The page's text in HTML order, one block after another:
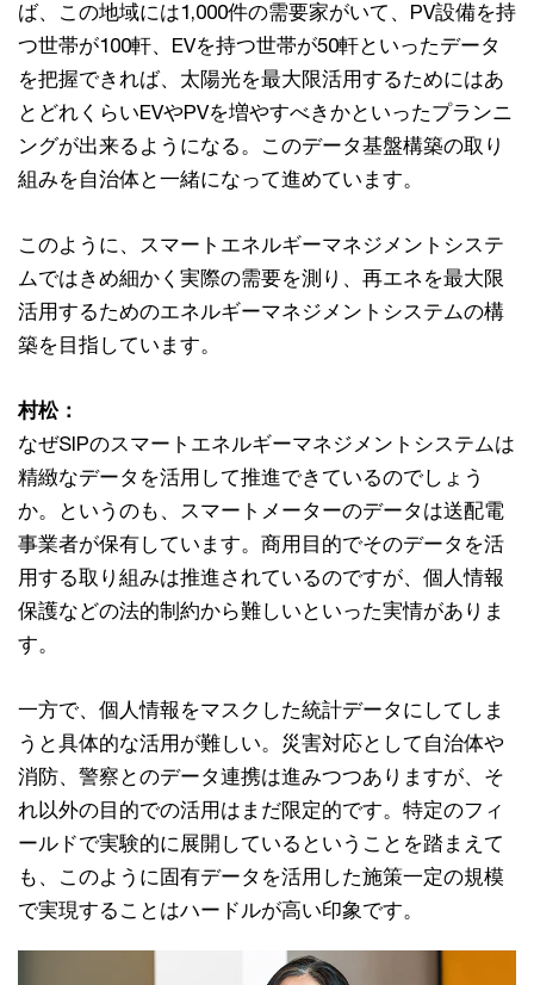
ば、この地域には1,000件の需要家がいて、PV設備を持
つ世帯が100軒、EVを持つ世帯が50軒といったデータ
を把握できれば、太陽光を最大限活用するためにはあ
とどれくらいEVやPVを増やすべきかといったプランニ
ングが出来るようになる。このデータ基盤構築の取り
組みを自治体と一緒になって進めています。
このように、スマートエネルギーマネジメントシステ
ムではきめ細かく実際の需要を測り、再エネを最大限
活用するためのエネルギーマネジメントシステムの構
築を目指しています。
村松：
なぜSIPのスマートエネルギーマネジメントシステムは
精緻なデータを活用して推進できているのでしょう
か。というのも、スマートメーターのデータは送配電
事業者が保有しています。商用目的でそのデータを活
用する取り組みは推進されているのですが、個人情報
保護などの法的制約から難しいといった実情がありま
す。
一方で、個人情報をマスクした統計データにしてしま
うと具体的な活用が難しい。災害対応として自治体や
消防、警察とのデータ連携は進みつつありますが、そ
れ以外の目的での活用はまだ限定的です。特定のフィ
ールドで実験的に展開しているということを踏まえて
も、このように固有データを活用した施策一定の規模
で実現することはハードルが高い印象です。